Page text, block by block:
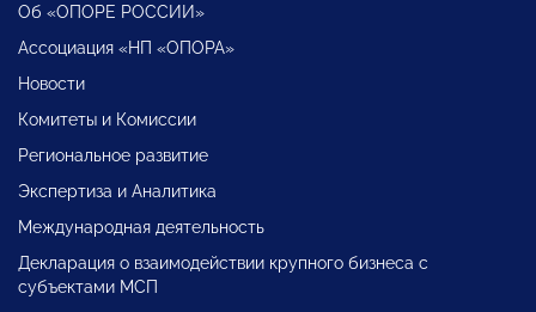
Об «ОПОРЕ РОССИИ»
Ассоциация «НП «ОПОРА»
Новости
Комитеты и Комиссии
Региональное развитие
Экспертиза и Аналитика
Международная деятельность
Декларация о взаимодействии крупного бизнеса с
субъектами МСП